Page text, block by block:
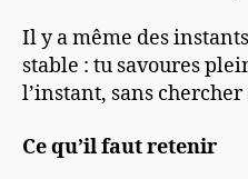
Il y a même des
stable : tu savoures
l’instant, sans
Ce qu’il faut retenir